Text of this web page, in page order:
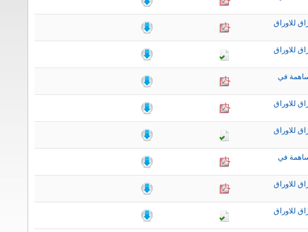
للاوراق
للاوراق
في
للاوراق
للاوراق
في
للاوراق
للاوراق